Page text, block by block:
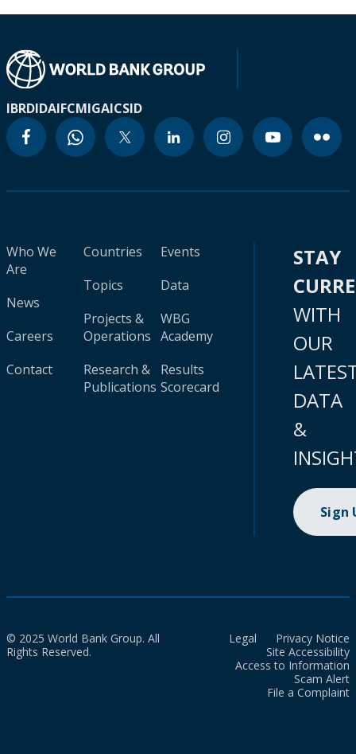
IBRDIDAIFCMIGAICSID
Who We
Are
News
Careers
Contact
Countries
Topics
Projects &
Operations
Research &
Publications
Events
Data
WBG
Academy
Results
Scorecard
STAY
WITH
OUR
DATA
&
Sign
© 2025 World Bank Group. All
Rights Reserved.
Legal
Privacy Notice
Site Accessibility
Access to Information
Scam Alert
File a Complaint